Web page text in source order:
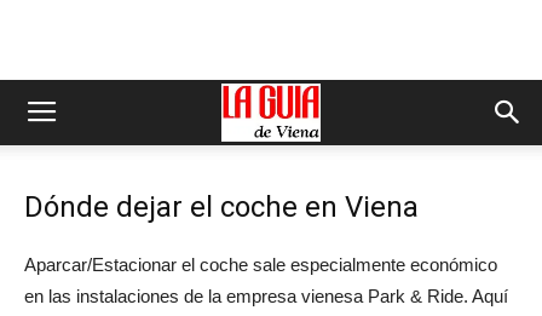
Dónde dejar el coche en Viena
Aparcar/Estacionar el coche sale especialmente económico
en las instalaciones de la empresa vienesa Park & Ride. Aquí